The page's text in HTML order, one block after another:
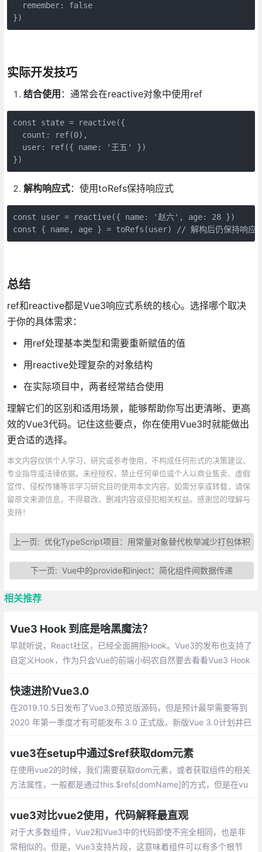
  remember: false
})
实际开发技巧
结合使用 ：通常会在reactive对象中使用ref
const state = reactive({
  count: ref(0),
  user: ref({ name: '王五' })
})
解构响应式：使用toRefs保持响应式
const user = reactive({ name: '赵六', age: 28 })
const { name, age } = toRefs(user) // 解构后仍保持响应
总结
ref和reactive都是Vue3响应式系统的核心。选择哪个取决
于你的具体需求：
用ref处理基本类型和需要重新赋值的值
用reactive处理复杂的对象结构
在实际项目中，两者经常结合使用
理解它们的区别和适用场景，能够帮助你写出更清晰、更高
效的Vue3代码。记住这些要点，你在使用Vue3时就能做出
更合适的选择。
本文内容仅供个人学习、研究或参考使用，不构成任何形式的决策建议、
专业指导或法律依据。未经授权，禁止任何单位或个人以商业售卖、虚假
宣传、侵权传播等非学习研究目的使用本文内容。如需分享或转载，请保
留原文来源信息，不得篡改、删减内容或侵犯相关权益。感谢您的理解与
支持！
上一页: 优化TypeScript项目：用常量对象替代枚举减少打包体积
下一页: Vue中的provide和inject：简化组件间数据传递
相关推荐
Vue3 Hook 到底是啥黑魔法？
早就听说，React社区，已经全面拥抱Hook。Vue3的发布也支持了
自定义Hook，作为只会Vue的前端小码农自然要去看看Vue3 Hook
快速进阶Vue3.0
在2019.10.5日发布了Vue3.0预览版源码，但是预计最早需要等到
2020 年第一季度才有可能发布 3.0 正式版。新版Vue 3.0计划并已
vue3在setup中通过$ref获取dom元素
在使用vue2的时候，我们需要获取dom元素，或者获取组件的相关
方法属性，一般都是通过this.$refs[domName]的方式，但是在vu
vue3对比vue2使用，代码解释最直观
对于大多数组件，Vue2和Vue3中的代码即使不完全相同，也是非
常相似的。但是，Vue3支持片段，这意味着组件可以有多个根节